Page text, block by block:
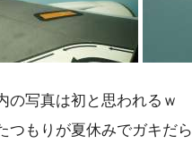
の写真は初と思われるｗ
つもりが夏休みでガキだら